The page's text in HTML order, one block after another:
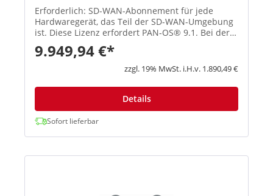
Erforderlich: SD-WAN-Abonnement für jede
Hardwaregerät, das Teil der SD-WAN-Umgebung
ist. Diese Lizenz erfordert PAN-OS® 9.1. Bei der
Nutzung von Prisma Access für den...
9.949,94 €*
zzgl. 19% MwSt. i.H.v. 1.890,49 €
Details
Sofort lieferbar